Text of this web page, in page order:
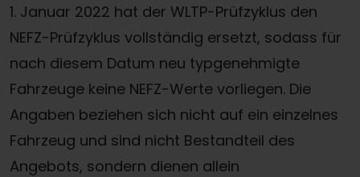
1. Januar 2022 hat der WLTP-Prüfzyklus den
NEFZ-Prüfzyklus vollständig ersetzt, sodass für
nach diesem Datum neu typgenehmigte
Fahrzeuge keine NEFZ-Werte vorliegen. Die
Angaben beziehen sich nicht auf ein einzelnes
Fahrzeug und sind nicht Bestandteil des
Angebots, sondern dienen allein